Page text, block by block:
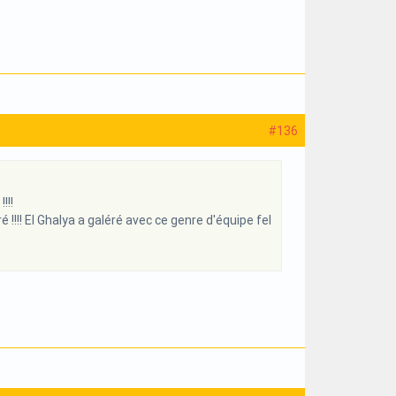
#136
El Ghalya a galéré avec ce genre d'équipe fel